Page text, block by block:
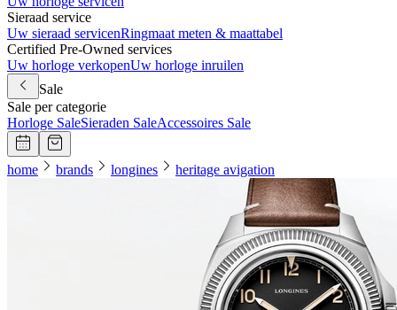
Sieraad service
Uw sieraad servicenRingmaat meten & maattabel
Certified Pre-Owned services
Uw horloge verkopenUw horloge inruilen
Sale
Sale per categorie
Horloge SaleSieraden SaleAccessoires Sale
home brands longines heritage avigation